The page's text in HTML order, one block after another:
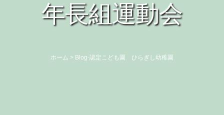
年長組運動会
ホーム > Blog-認定こども園 ひらぎし幼稚園